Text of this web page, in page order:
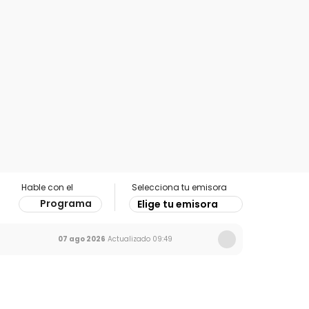
Hable con el
Programa
Selecciona tu emisora
Elige tu emisora
07 ago 2026 Actualizado 09:49